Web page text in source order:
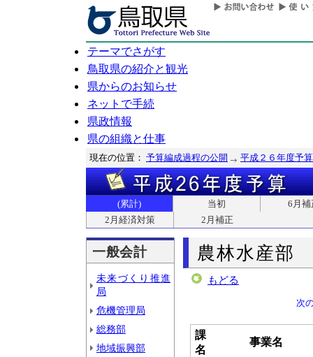
テーマでさがす
鳥取県の紹介と観光
県からのお知らせ
ネットで手続
県政情報
県の組織と仕事
現在の位置： 予算編成過程の公開 平成２６年度予算
(累計) 当初
6月補
2月経済対策
2月補正
一般会計
未来づくり推進
局
危機管理局
総務部
地域振興部
農林水産部
もどる
次
課
名
事業名